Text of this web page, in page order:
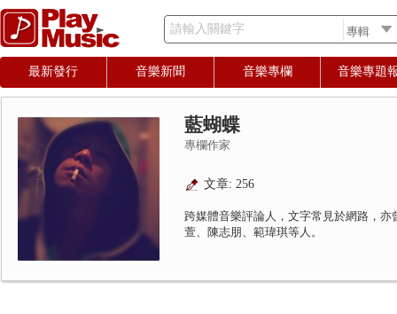
請輸入關鍵字
最新發行 音樂新聞 音樂專欄 音樂專題
藍蝴蝶
專欄作家
文章: 256
跨媒體音樂評論人，文字常見於網路，
萱、陳志朋、範瑋琪等人。